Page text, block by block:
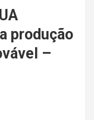
produção
–